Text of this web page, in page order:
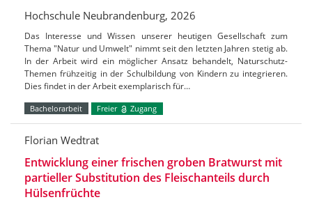
Hochschule Neubrandenburg, 2026
Das Interesse und Wissen unserer heutigen Gesellschaft zum
Thema "Natur und Umwelt" nimmt seit den letzten Jahren stetig ab.
In der Arbeit wird ein möglicher Ansatz behandelt, Naturschutz-
Themen frühzeitig in der Schulbildung von Kindern zu integrieren.
Dies findet in der Arbeit exemplarisch für…
Bachelorarbeit Freier Zugang
Florian Wedtrat
Entwicklung einer frischen groben Bratwurst mit
partieller Substitution des Fleischanteils durch
Hülsenfrüchte